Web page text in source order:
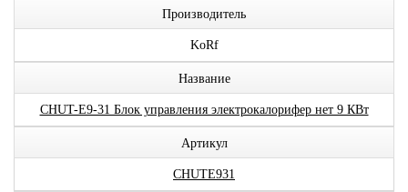
Производитель
KoRf
Название
CHUT-E9-31 Блок управления электрокалорифер нет 9 КВт
Артикул
CHUTE931